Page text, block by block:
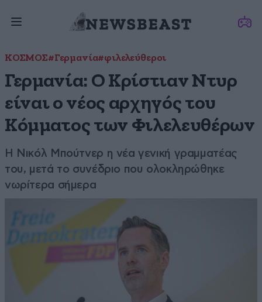
ΚΟΣΜΟΣ#Γερμανία#φιλελεύθεροι
Γερμανία: Ο Κρίστιαν Ντυρ
είναι ο νέος αρχηγός του
Κόμματος των Φιλελευθέρων
Η Νικόλ Μπούτνερ η νέα γενική γραμματέας
του, μετά το συνέδριο που ολοκληρώθηκε
νωρίτερα σήμερα